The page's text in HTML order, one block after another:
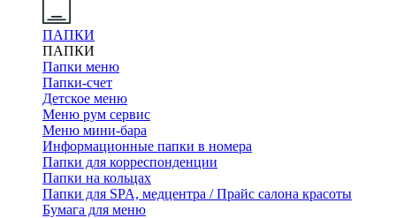
ПАПКИ
ПАПКИ
Папки меню
Папки-счет
Детское меню
Меню рум сервис
Меню мини-бара
Информационные папки в номера
Папки для корреспонденции
Папки на кольцах
Папки для SPA, медцентра / Прайс салона красоты
Бумага для меню